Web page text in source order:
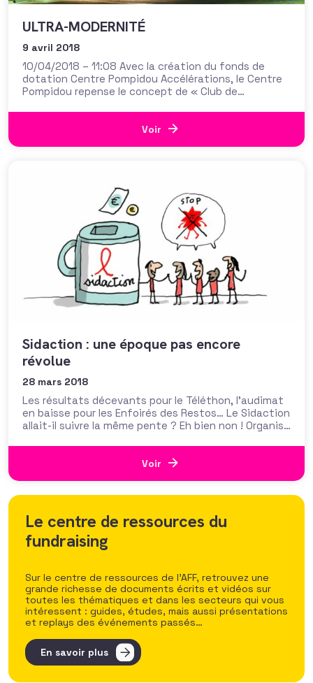
ULTRA-MODERNITÉ
9 avril 2018
10/04/2018 – 11:08 Avec la création du fonds de
dotation Centre Pompidou Accélérations, le Centre
Pompidou repense le concept de « Club de
sexy), du haut de ses 40 ans, quand le mécénat
Voir
Sidaction : une époque pas encore
révolue
28 mars 2018
Les résultats décevants pour le Téléthon, l’audimat
en baisse pour les Enfoirés des Restos… Le Sidaction
allait-il suivre la même pente ? Eh bien non ! Organisé
euros à celui collecté l’an dernier. 4,4 millions d’euros
Voir
Le centre de ressources du
fundraising
Sur le centre de ressources de l’AFF, retrouvez une
grande richesse de documents écrits et vidéos sur
toutes les thématiques et dans les secteurs qui vous
intéressent : guides, études, mais aussi présentations
et replays des événements passés…
En savoir plus